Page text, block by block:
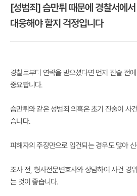
[성범죄] 슴만튀 때문에 경찰서에
대응해야 할지 걱정입니다
경찰로부터 연락을 받으셨다면 먼저 진술 전
중요합니다.
슴만튀와 같은 성범죄 의혹은 초기 진술이 사
습니다.
피해자의 주장만으로 입건되는 경우도 많아
조사 전, 형사전문변호사와 상담하여 사건 경
는 것이 좋습니다.